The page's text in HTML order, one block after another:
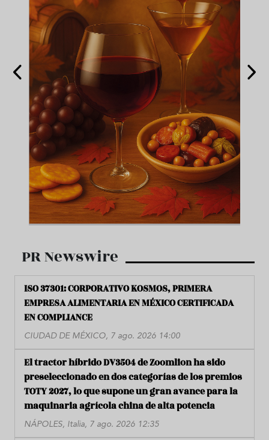
PR Newswire
ISO 37301: CORPORATIVO KOSMOS, PRIMERA
EMPRESA ALIMENTARIA EN MÉXICO CERTIFICADA
EN COMPLIANCE
CIUDAD DE MÉXICO, 7 ago. 2026 14:00
El tractor híbrido DV3504 de Zoomlion ha sido
preseleccionado en dos categorías de los premios
TOTY 2027, lo que supone un gran avance para la
maquinaria agrícola china de alta potencia
NÁPOLES, Italia, 7 ago. 2026 12:35